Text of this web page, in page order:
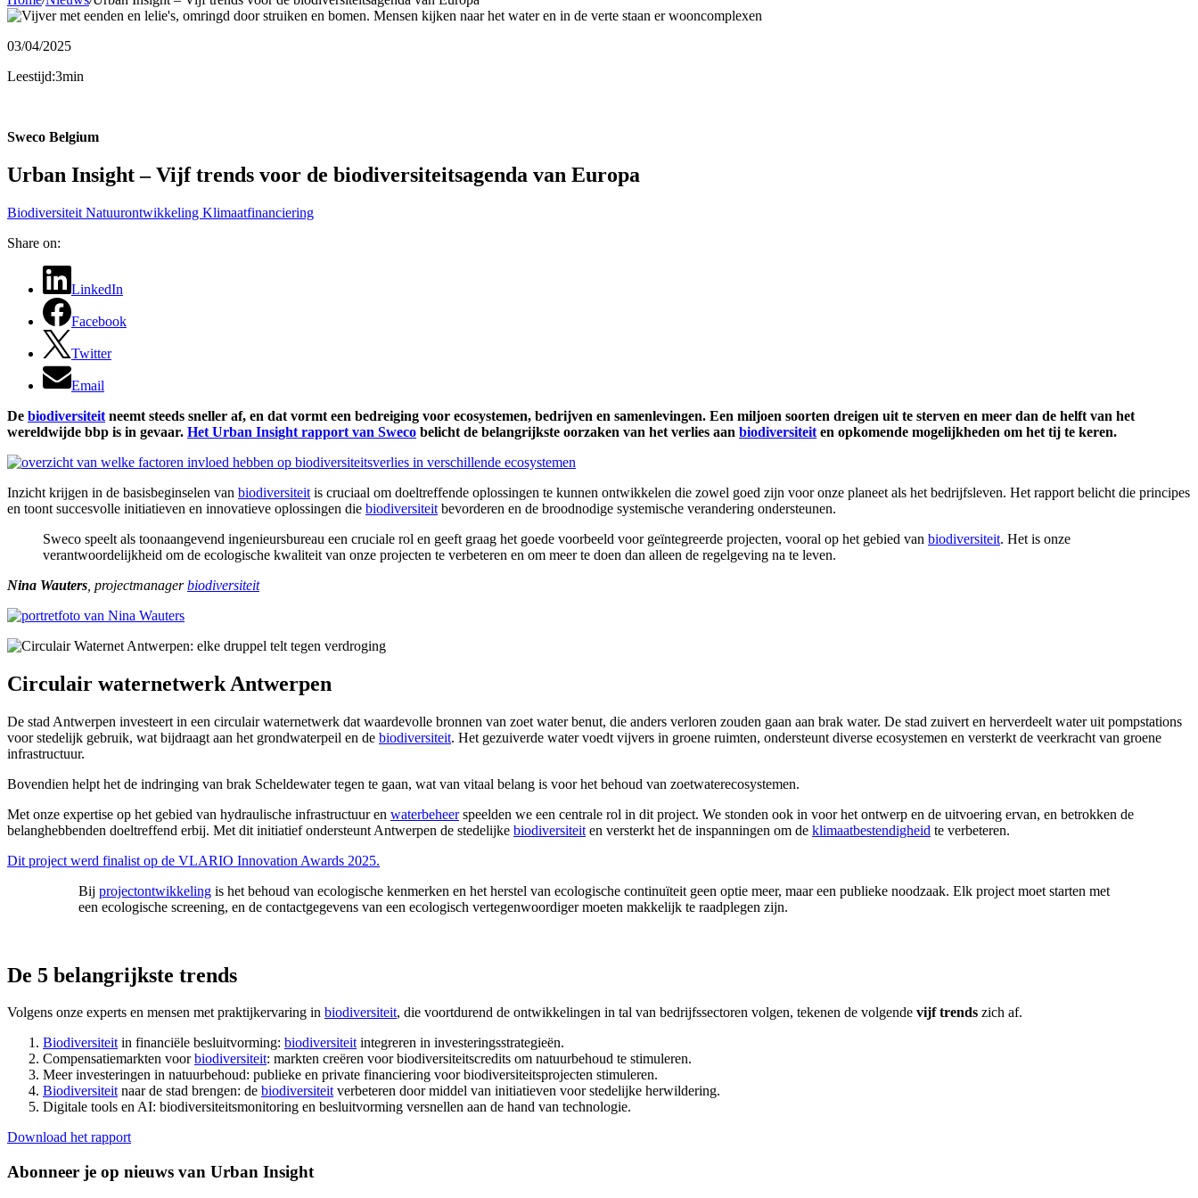
03/04/2025
Leestijd:3min
Sweco Belgium
Urban Insight – Vijf trends voor de biodiversiteitsagenda van Europa
Biodiversiteit Natuurontwikkeling Klimaatfinanciering
Share on:
LinkedIn
Facebook
Twitter
Email
De biodiversiteit neemt steeds sneller af, en dat vormt een bedreiging voor ecosystemen, bedrijven en samenlevingen. Een miljoen soorten dreigen uit te sterven en meer dan de helft van het
wereldwijde bbp is in gevaar. Het Urban Insight rapport van Sweco belicht de belangrijkste oorzaken van het verlies aan biodiversiteit en opkomende mogelijkheden om het tij te keren.
Inzicht krijgen in de basisbeginselen van biodiversiteit is cruciaal om doeltreffende oplossingen te kunnen ontwikkelen die zowel goed zijn voor onze planeet als het bedrijfsleven. Het rapport belicht die principes
en toont succesvolle initiatieven en innovatieve oplossingen die biodiversiteit bevorderen en de broodnodige systemische verandering ondersteunen.
Sweco speelt als toonaangevend ingenieursbureau een cruciale rol en geeft graag het goede voorbeeld voor geïntegreerde projecten, vooral op het gebied van biodiversiteit. Het is onze
verantwoordelijkheid om de ecologische kwaliteit van onze projecten te verbeteren en om meer te doen dan alleen de regelgeving na te leven.
Nina Wauters , projectmanagerbiodiversiteit
Circulair waternetwerk Antwerpen
De stad Antwerpen investeert in een circulair waternetwerk dat waardevolle bronnen van zoet water benut, die anders verloren zouden gaan aan brak water. De stad zuivert en herverdeelt water uit pompstations
voor stedelijk gebruik, wat bijdraagt aan het grondwaterpeil en de biodiversiteit. Het gezuiverde water voedt vijvers in groene ruimten, ondersteunt diverse ecosystemen en versterkt de veerkracht van groene
infrastructuur.
Bovendien helpt het de indringing van brak Scheldewater tegen te gaan, wat van vitaal belang is voor het behoud van zoetwaterecosystemen.
Met onze expertise op het gebied van hydraulische infrastructuur en waterbeheerspeelden we een centrale rol in dit project. We stonden ook in voor het ontwerp en de uitvoering ervan, en betrokken de
belanghebbenden doeltreffend erbij. Met dit initiatief ondersteunt Antwerpen de stedelijke biodiversiteit en versterkt het de inspanningen om de klimaatbestendigheid te verbeteren.
Dit project werd finalist op de VLARIO Innovation Awards 2025.
Bij projectontwikkeling is het behoud van ecologische kenmerken en het herstel van ecologische continuïteit geen optie meer, maar een publieke noodzaak. Elk project moet starten met
een ecologische screening, en de contactgegevens van een ecologisch vertegenwoordiger moeten makkelijk te raadplegen zijn.
De 5 belangrijkste trends
Volgens onze experts en mensen met praktijkervaring in biodiversiteit, die voortdurend de ontwikkelingen in tal van bedrijfssectoren volgen, tekenen de volgende vijf trends zich af.
Biodiversiteitin financiële besluitvorming: biodiversiteitintegreren in investeringsstrategieën.
Compensatiemarkten voorbiodiversiteit: markten creëren voor biodiversiteitscredits om natuurbehoud te stimuleren.
Meer investeringen in natuurbehoud: publieke en private financiering voor biodiversiteitsprojecten stimuleren.
Biodiversiteitnaar de stad brengen: de biodiversiteitverbeteren door middel van initiatieven voor stedelijke herwildering.
Digitale tools en AI: biodiversiteitsmonitoring en besluitvorming versnellen aan de hand van technologie.
Download het rapport
Abonneer je op nieuws van Urban Insight